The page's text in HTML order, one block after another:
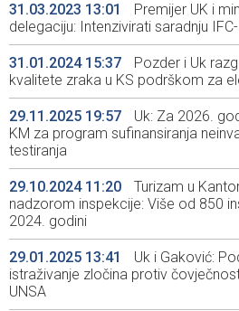
31.03.2023 13:01
Premijer UK i
delegaciju: Intenzivirati saradnju
31.01.2024 15:37
Pozder i Uk
kvalitete zraka u KS podrškom za
29.11.2025 19:57
Uk: Za 2026.
KM za program sufinansiranja
testiranja
29.10.2024 11:20
Turizam u
nadzorom inspekcije: Više od 850
2024. godini
29.01.2025 13:41
Uk i Gaković:
istraživanje zločina protiv
UNSA